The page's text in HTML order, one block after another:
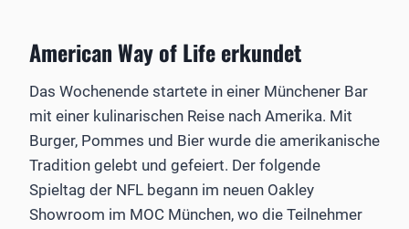
American Way of Life erkundet
Das Wochenende startete in einer Münchener Bar
mit einer kulinarischen Reise nach Amerika. Mit
Burger, Pommes und Bier wurde die amerikanische
Tradition gelebt und gefeiert. Der folgende
Spieltag der NFL begann im neuen Oakley
Showroom im MOC München, wo die Teilnehmer